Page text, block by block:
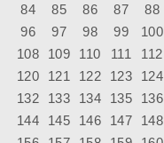
84
85 86 87 88
96
97 98 99 100
108
109 110 111 112
120
121 122 123 124
132
133 134 135 136
144
145 146 147 148